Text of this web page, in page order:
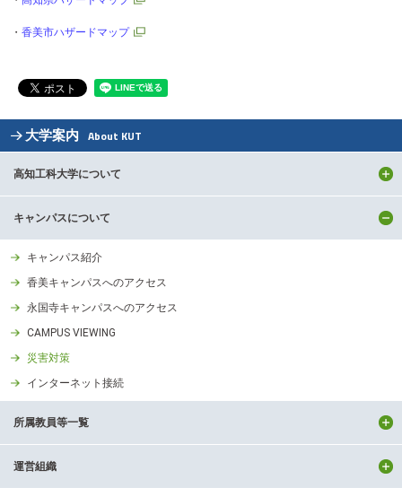
・ 香美市ハザードマップ
大学案内 About KUT
高知工科大学について
キャンパスについて
キャンパス紹介
香美キャンパスへのアクセス
永国寺キャンパスへのアクセス
CAMPUS VIEWING
災害対策
インターネット接続
所属教員等一覧
運営組織